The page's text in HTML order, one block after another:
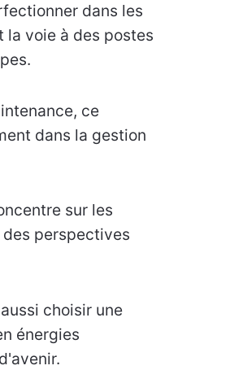
dans les
voie à des postes
ce
dans la gestion
sur les
perspectives
choisir une
énergies